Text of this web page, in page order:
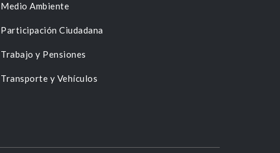
Medio Ambiente
Participación Ciudadana
Trabajo y Pensiones
Transporte y Vehículos